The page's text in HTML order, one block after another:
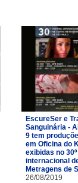
EscureSer e
Sanguinária -
9 tem
em Oficina do
exibidas no
internacional
Metragens de
26/08/2019